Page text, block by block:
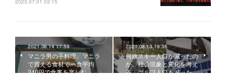
2023.07.01 03:15
2021.08.14 17:59
マニラ男の手料理。マニラ
で買える食材で一食平均
240円で食事を楽しむ。…
2021.08.13 19:36
何故スキー人口が減ったの
か。社会現象と変化を考え
る。ゴルフ人口も減った…